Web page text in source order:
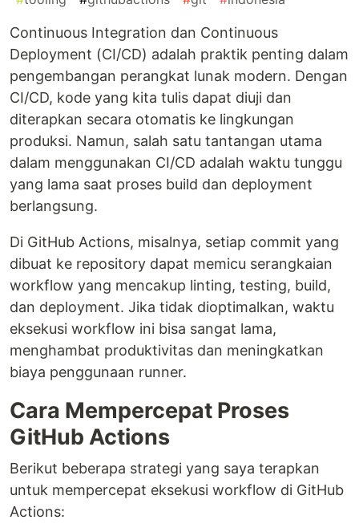
Continuous Integration dan Continuous
Deployment (CI/CD) adalah praktik penting dalam
pengembangan perangkat lunak modern. Dengan
CI/CD, kode yang kita tulis dapat diuji dan
diterapkan secara otomatis ke lingkungan
produksi. Namun, salah satu tantangan utama
dalam menggunakan CI/CD adalah waktu tunggu
yang lama saat proses build dan deployment
berlangsung.
Di GitHub Actions, misalnya, setiap commit yang
dibuat ke repository dapat memicu serangkaian
workflow yang mencakup linting, testing, build,
dan deployment. Jika tidak dioptimalkan, waktu
eksekusi workflow ini bisa sangat lama,
menghambat produktivitas dan meningkatkan
biaya penggunaan runner.
Cara Mempercepat Proses
GitHub Actions
Berikut beberapa strategi yang saya terapkan
untuk mempercepat eksekusi workflow di GitHub
Actions: